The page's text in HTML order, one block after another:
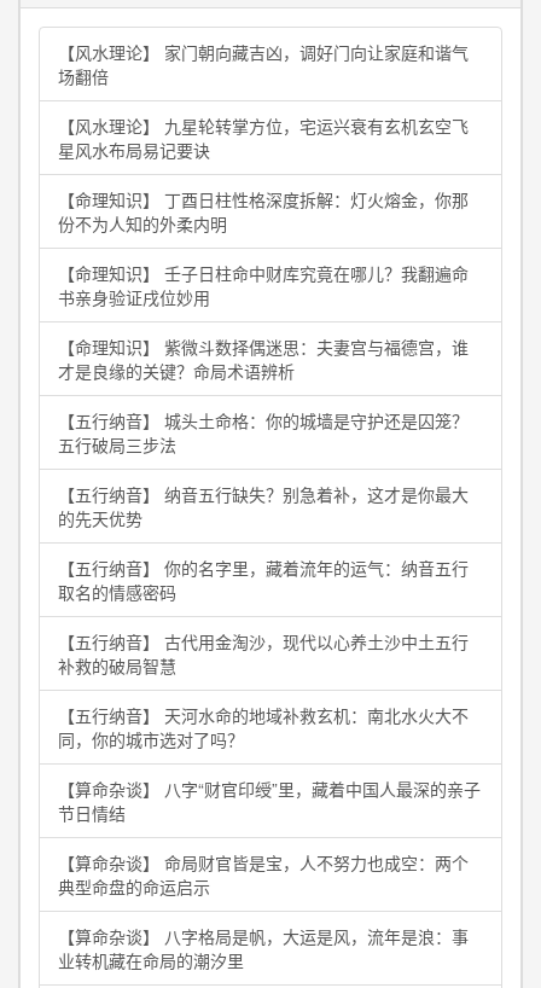
【风水理论】 家门朝向藏吉凶，调好门向让家庭和谐气
场翻倍
【风水理论】 九星轮转掌方位，宅运兴衰有玄机玄空飞
星风水布局易记要诀
【命理知识】 丁酉日柱性格深度拆解：灯火熔金，你那
份不为人知的外柔内明
【命理知识】 壬子日柱命中财库究竟在哪儿？我翻遍命
书亲身验证戌位妙用
【命理知识】 紫微斗数择偶迷思：夫妻宫与福德宫，谁
才是良缘的关键？命局术语辨析
【五行纳音】 城头土命格：你的城墙是守护还是囚笼？
五行破局三步法
【五行纳音】 纳音五行缺失？别急着补，这才是你最大
的先天优势
【五行纳音】 你的名字里，藏着流年的运气：纳音五行
取名的情感密码
【五行纳音】 古代用金淘沙，现代以心养土沙中土五行
补救的破局智慧
【五行纳音】 天河水命的地域补救玄机：南北水火大不
同，你的城市选对了吗？
【算命杂谈】 八字“财官印绶”里，藏着中国人最深的亲子
节日情结
【算命杂谈】 命局财官皆是宝，人不努力也成空：两个
典型命盘的命运启示
【算命杂谈】 八字格局是帆，大运是风，流年是浪：事
业转机藏在命局的潮汐里